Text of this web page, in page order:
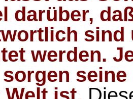
darüber,
sind
werden.